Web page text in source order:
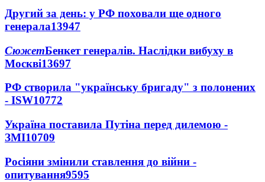
Другий за день: у РФ поховали ще одного
генерала13947
СюжетБенкет генералів. Наслідки вибуху в
Москві13697
РФ створила "українську бригаду" з полонених
- ISW10772
Україна поставила Путіна перед дилемою -
ЗМІ10709
Росіяни змінили ставлення до війни -
опитування9595